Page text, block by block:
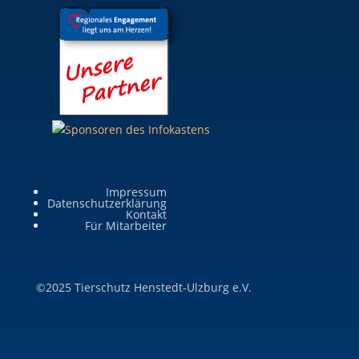
Impressum
Datenschutzerklärung
Kontakt
Für Mitarbeiter
©2025 Tierschutz Henstedt-Ulzburg e.V.